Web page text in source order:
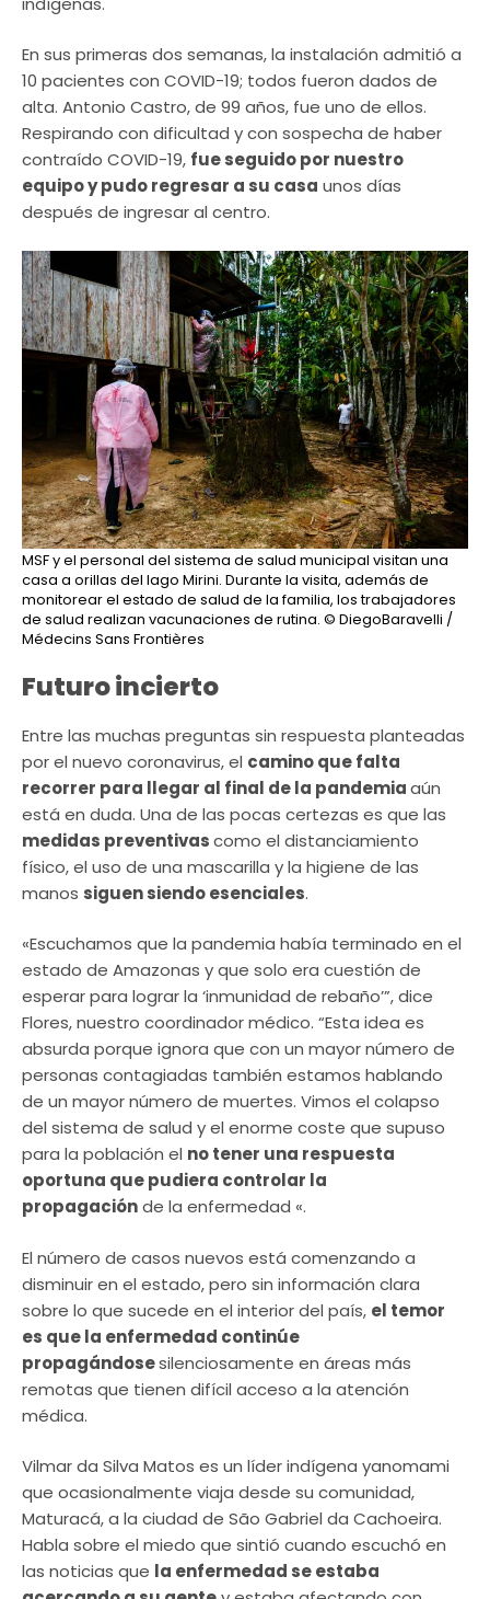
En sus primeras dos semanas, la instalación admitió a
10 pacientes con COVID-19; todos fueron dados de
alta. Antonio Castro, de 99 años, fue uno de ellos.
Respirando con dificultad y con sospecha de haber
contraído COVID-19, fue seguido por nuestro
equipo y pudo regresar a su casa unos días
después de ingresar al centro.
MSF y el personal del sistema de salud municipal visitan una
casa a orillas del lago Mirini. Durante la visita, además de
monitorear el estado de salud de la familia, los trabajadores
de salud realizan vacunaciones de rutina. © DiegoBaravelli /
Médecins Sans Frontières
Futuro incierto
Entre las muchas preguntas sin respuesta planteadas
por el nuevo coronavirus, el camino que falta
recorrer para llegar al final de la pandemiaaún
está en duda. Una de las pocas certezas es que las
medidas preventivascomo el distanciamiento
físico, el uso de una mascarilla y la higiene de las
manos siguen siendo esenciales.
«Escuchamos que la pandemia había terminado en el
estado de Amazonas y que solo era cuestión de
esperar para lograr la ‘inmunidad de rebaño’”, dice
Flores, nuestro coordinador médico. “Esta idea es
absurda porque ignora que con un mayor número de
personas contagiadas también estamos hablando
de un mayor número de muertes. Vimos el colapso
del sistema de salud y el enorme coste que supuso
para la población el no tener una respuesta
oportuna que pudiera controlar la
propagaciónde la enfermedad «.
El número de casos nuevos está comenzando a
disminuir en el estado, pero sin información clara
sobre lo que sucede en el interior del país, el temor
es que la enfermedad continúe
propagándosesilenciosamente en áreas más
remotas que tienen difícil acceso a la atención
médica.
Vilmar da Silva Matos es un líder indígena yanomami
que ocasionalmente viaja desde su comunidad,
Maturacá, a la ciudad de São Gabriel da Cachoeira.
Habla sobre el miedo que sintió cuando escuchó en
las noticias que la enfermedad se estaba